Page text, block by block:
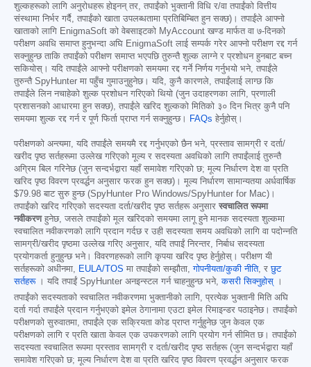
शुल्कहरूको लागि अनुरोधहरू होइनन् तर, तपाईंको भुक्तानी विधि र/वा तपाईंको वित्तीय
संस्थामा निर्भर गर्दै, तपाईंको खाता उपलब्धतामा प्रतिबिम्बित हुन सक्छ)। तपाईंले आफ्नो
खाताको लागि EnigmaSoft को वेबसाइटको MyAccount खण्ड मार्फत वा ७-दिनको
परीक्षण अवधि समाप्त हुनुभन्दा अघि EnigmaSoft लाई सम्पर्क गरेर आफ्नो परीक्षण रद्द गर्न
सक्नुहुन्छ ताकि तपाईंको परीक्षण समाप्त भएपछि तुरुन्तै शुल्क लाग्ने र प्रशोधन हुनबाट बच्न
सकियोस्। यदि तपाईंले आफ्नो परीक्षणको समयमा रद्द गर्ने निर्णय गर्नुभयो भने, तपाईंले
तुरुन्तै SpyHunter मा पहुँच गुमाउनुहुनेछ। यदि, कुनै कारणले, तपाईंलाई लाग्छ कि
तपाईंले लिन नचाहेको शुल्क प्रशोधन गरिएको थियो (जुन उदाहरणका लागि, प्रणाली
प्रशासनको आधारमा हुन सक्छ), तपाईंले खरिद शुल्कको मितिको ३० दिन भित्र कुनै पनि
समयमा शुल्क रद्द गर्न र पूर्ण फिर्ता प्राप्त गर्न सक्नुहुन्छ।
FAQs हेर्नुहोस्।
परीक्षणको अन्त्यमा, यदि तपाईंले समयमै रद्द गर्नुभएको छैन भने, प्रस्ताव सामग्री र दर्ता/
खरीद पृष्ठ सर्तहरूमा उल्लेख गरिएको मूल्य र सदस्यता अवधिको लागि तपाईंलाई तुरुन्तै
अग्रिम बिल गरिनेछ (जुन सन्दर्भद्वारा यहाँ समावेश गरिएको छ; मूल्य निर्धारण देश वा प्रति
खरिद पृष्ठ विवरण प्रवर्द्धन अनुसार फरक हुन सक्छ)। मूल्य निर्धारण सामान्यतया अर्धवार्षिक
$79.98 बाट सुरु हुन्छ (SpyHunter Pro Windows/SpyHunter for Mac)।
तपाईंको खरिद गरिएको सदस्यता दर्ता/खरीद पृष्ठ सर्तहरू अनुसार स्वचालित रूपमा
नवीकरणहुनेछ, जसले तपाईंको मूल खरिदको समयमा लागू हुने मानक सदस्यता शुल्कमा
स्वचालित नवीकरणको लागि प्रदान गर्दछ र उही सदस्यता समय अवधिको लागि वा पदोन्नति
सामग्री/खरीद पृष्ठमा उल्लेख गरिए अनुसार, यदि तपाईं निरन्तर, निर्बाध सदस्यता
प्रयोगकर्ता हुनुहुन्छ भने। विवरणहरूको लागि कृपया खरिद पृष्ठ हेर्नुहोस्। परीक्षण यी
सर्तहरूको अधीनमा, EULA/TOS मा तपाईंको सम्झौता,गोपनीयता/कुकी नीति, रछुट
सर्तहरू। यदि तपाईं SpyHunter अनइन्स्टल गर्न चाहनुहुन्छ भने,कसरी सिक्नुहोस् ।
तपाईंको सदस्यताको स्वचालित नवीकरणमा भुक्तानीको लागि, प्रत्येक भुक्तानी मिति अघि
दर्ता गर्दा तपाईंले प्रदान गर्नुभएको इमेल ठेगानामा एउटा इमेल रिमाइन्डर पठाइनेछ। तपाईंको
परीक्षणको सुरुवातमा, तपाईंले एक सक्रियता कोड प्राप्त गर्नुहुनेछ जुन केवल एक
परीक्षणको लागि र प्रति खाता केवल एक उपकरणको लागि प्रयोग गर्न सीमित छ। तपाईंको
सदस्यता स्वचालित रूपमा प्रस्ताव सामग्री र दर्ता/खरीद पृष्ठ सर्तहरू (जुन सन्दर्भद्वारा यहाँ
समावेश गरिएको छ; मूल्य निर्धारण देश वा प्रति खरिद पृष्ठ विवरण प्रवर्द्धन अनुसार फरक